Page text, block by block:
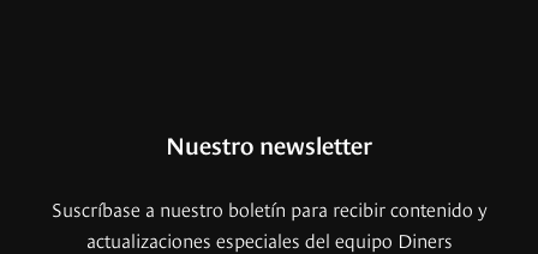
Nuestro newsletter
Suscríbase a nuestro boletín para recibir contenido y
actualizaciones especiales del equipo Diners